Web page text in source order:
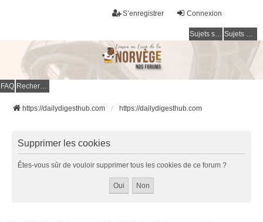
Connexion
S’enregistrer
Sujets sans réponse Sujets actifs
FAQ Rechercher
https://dailydigesthub.com https://dailydigesthub.com
Supprimer les cookies
Êtes-vous sûr de vouloir supprimer tous les cookies de ce forum ?